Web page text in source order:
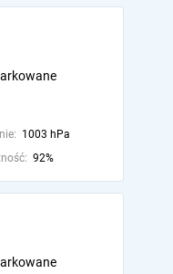
1003 hPa
92%